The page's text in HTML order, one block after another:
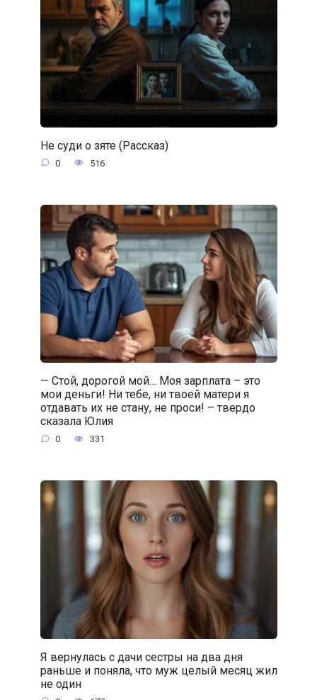
Не суди о зяте (Рассказ)
0 516
— Стой, дорогой мой… Моя зарплата – это
мои деньги! Ни тебе, ни твоей матери я
отдавать их не стану, не проси! – твердо
сказала Юлия
0 331
Я вернулась с дачи сестры на два дня
раньше и поняла, что муж целый месяц жил
не один